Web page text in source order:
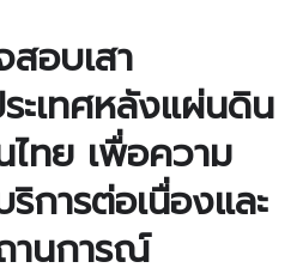
อบเสา
เทศหลังแผ่นดิน
ทย เพื่อความ
ริการต่อเนื่องและ
านการณ์